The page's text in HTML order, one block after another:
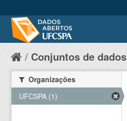
Conjuntos de dados
Organizações
UFCSPA (1)